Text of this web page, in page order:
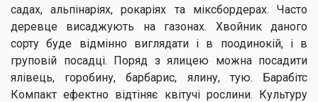
садах, альпінаріях, рокаріях та міксбордерах. Часто
деревце висаджують на газонах. Хвойник даного
сорту буде відмінно виглядати і в поодинокій, і в
груповій посадці. Поряд з ялицею можна посадити
ялівець, горобину, барбарис, ялину, тую. Барабітс
Компакт ефектно відтіняє квітучі рослини. Культуру